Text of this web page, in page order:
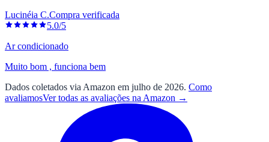
Lucinéia C.Compra verificada
5.0/5
Ar condicionado
Muito bom , funciona bem
Dados coletados via Amazon em julho de 2026. Como
avaliamosVer todas as avaliações na Amazon →